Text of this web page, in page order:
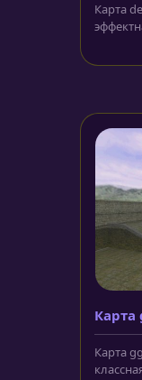
Карта
Карта
Карта